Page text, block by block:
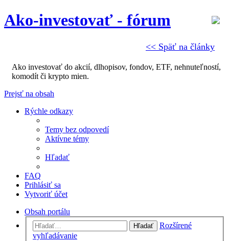
<< Späť na články
Ako-investovať - fórum
Ako investovať do akcií, dlhopisov, fondov, ETF, nehnuteľností,
komodít či krypto mien.
Prejsť na obsah
Rýchle odkazy
Temy bez odpovedí
Aktívne témy
Hľadať
FAQ
Prihlásiť sa
Vytvoriť účet
Obsah portálu
Hľadať
Rozšírené
vyhľadávanie